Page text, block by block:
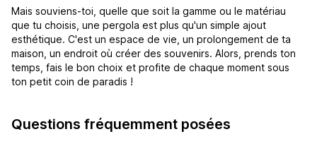
Mais souviens-toi, quelle que soit la gamme ou le matériau
que tu choisis, une pergola est plus qu'un simple ajout
esthétique. C'est un espace de vie, un prolongement de ta
maison, un endroit où créer des souvenirs. Alors, prends ton
temps, fais le bon choix et profite de chaque moment sous
ton petit coin de paradis !
Questions fréquemment posées